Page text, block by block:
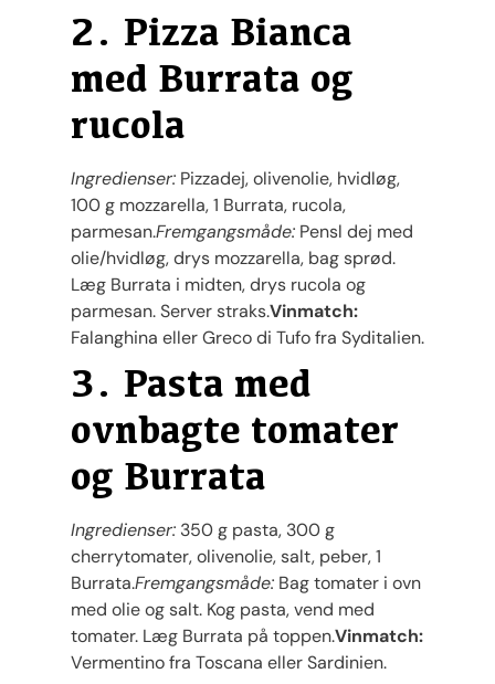
2. Pizza Bianca
med Burrata og
rucola
Ingredienser: Pizzadej, olivenolie, hvidløg,
100 g mozzarella, 1 Burrata, rucola,
parmesan.Fremgangsmåde: Pensl dej med
olie/hvidløg, drys mozzarella, bag sprød.
Læg Burrata i midten, drys rucola og
parmesan. Server straks.Vinmatch:
Falanghina eller Greco di Tufo fra Syditalien.
3. Pasta med
ovnbagte tomater
og Burrata
Ingredienser: 350 g pasta, 300 g
cherrytomater, olivenolie, salt, peber, 1
Burrata.Fremgangsmåde: Bag tomater i ovn
med olie og salt. Kog pasta, vend med
tomater. Læg Burrata på toppen.Vinmatch:
Vermentino fra Toscana eller Sardinien.